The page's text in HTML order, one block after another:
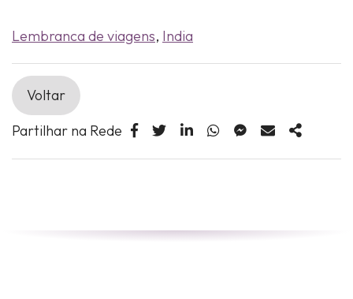
Lembranca de viagens, India
Voltar
Partilhar na Rede